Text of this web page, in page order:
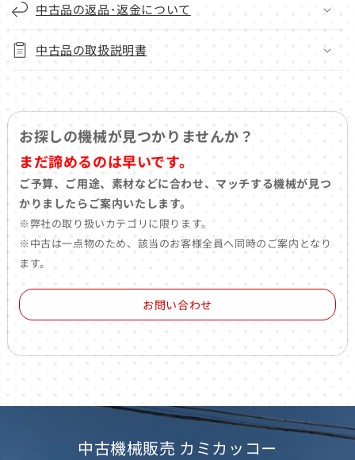
中古品の返品･返金について
中古品の取扱説明書
お探しの機械が見つかりませんか？
まだ諦めるのは早いです。
ご予算、ご用途、素材などに合わせ、マッチする機械が見つ
かりましたらご案内いたします。
※弊社の取り扱いカテゴリに限ります。
※中古は一点物のため、該当のお客様全員へ同時のご案内となり
ます。
お問い合わせ
中古機械販売 カミカッコー